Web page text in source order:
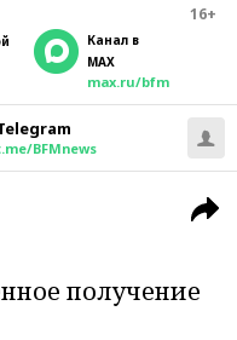
16+
Канал в
MAX
max.ru/bfm
BFMnews
получение